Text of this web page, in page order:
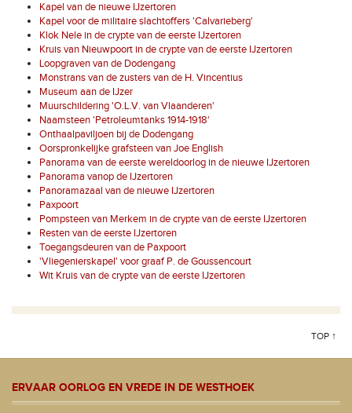
Kapel van de nieuwe IJzertoren
Kapel voor de militaire slachtoffers 'Calvarieberg'
Klok Nele in de crypte van de eerste IJzertoren
Kruis van Nieuwpoort in de crypte van de eerste IJzertoren
Loopgraven van de Dodengang
Monstrans van de zusters van de H. Vincentius
Museum aan de IJzer
Muurschildering 'O.L.V. van Vlaanderen'
Naamsteen 'Petroleumtanks 1914-1918'
Onthaalpaviljoen bij de Dodengang
Oorspronkelijke grafsteen van Joe English
Panorama van de eerste wereldoorlog in de nieuwe IJzertoren
Panorama vanop de IJzertoren
Panoramazaal van de nieuwe IJzertoren
Paxpoort
Pompsteen van Merkem in de crypte van de eerste IJzertoren
Resten van de eerste IJzertoren
Toegangsdeuren van de Paxpoort
'Vliegenierskapel' voor graaf P. de Goussencourt
Wit Kruis van de crypte van de eerste IJzertoren
TOP ↑
ERVAAR OORLOG EN VREDE IN DE WESTHOEK